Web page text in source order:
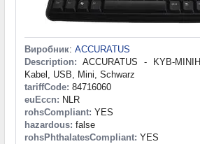
Виробник: ACCURATUS
Description: ACCURATUS - KYB-
Kabel, USB, Mini, Schwarz
tariffCode: 84716060
euEccn: NLR
rohsCompliant: YES
hazardous: false
rohsPhthalatesCompliant: YES